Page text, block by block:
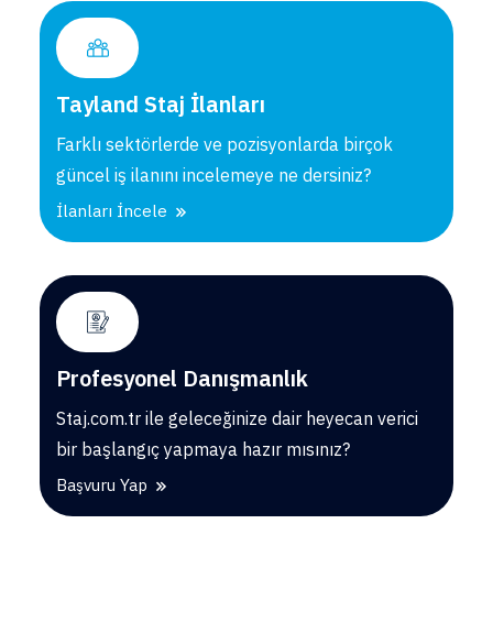
Tayland Staj İlanları
Farklı sektörlerde ve pozisyonlarda birçok
güncel iş ilanını incelemeye ne dersiniz?
İlanları İncele
Profesyonel Danışmanlık
Staj.com.tr ile geleceğinize dair heyecan verici
bir başlangıç yapmaya hazır mısınız?
Başvuru Yap